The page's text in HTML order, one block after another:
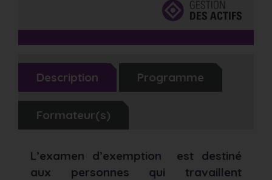
Description Programme
Formateur(s)
L’examen d’exemption est destiné
aux personnes qui travaillent